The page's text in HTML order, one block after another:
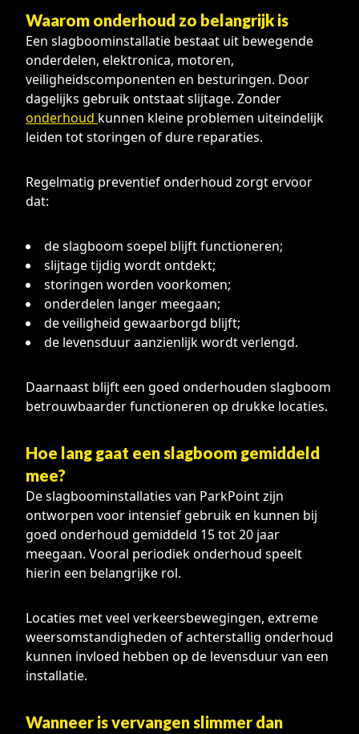
Waarom onderhoud zo belangrijk is
Een slagboominstallatie bestaat uit bewegende
onderdelen, elektronica, motoren,
veiligheidscomponenten en besturingen. Door
dagelijks gebruik ontstaat slijtage. Zonder
onderhoud kunnen kleine problemen uiteindelijk
leiden tot storingen of dure reparaties.
Regelmatig preventief onderhoud zorgt ervoor
dat:
de slagboom soepel blijft functioneren;
slijtage tijdig wordt ontdekt;
storingen worden voorkomen;
onderdelen langer meegaan;
de veiligheid gewaarborgd blijft;
de levensduur aanzienlijk wordt verlengd.
Daarnaast blijft een goed onderhouden slagboom
betrouwbaarder functioneren op drukke locaties.
Hoe lang gaat een slagboom gemiddeld
mee?
De slagboominstallaties van ParkPoint zijn
ontworpen voor intensief gebruik en kunnen bij
goed onderhoud gemiddeld 15 tot 20 jaar
meegaan. Vooral periodiek onderhoud speelt
hierin een belangrijke rol.
Locaties met veel verkeersbewegingen, extreme
weersomstandigheden of achterstallig onderhoud
kunnen invloed hebben op de levensduur van een
installatie.
Wanneer is vervangen slimmer dan